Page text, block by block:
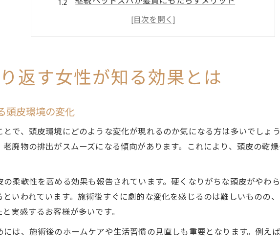
リピート利用がもたらすリラックス効果の理由
ヘッドスパ施術で期待できるストレス軽減
継続リピートで変わるヘッドスパの楽しみ方
ヘッドスパを続ける女性の楽しみ方の変化
ヘッドスパリピートで美容意識が高まる背景
ヘッドスパ継続で気づく心身の変化とは
ヘッドスパのリピートがもたらす深い癒し
リピート体験でわかるリラクゼーション効果
リピート利用者が語る睡眠の質向上体験
返す女性が知る効果とは
頭皮環境の変化
で、頭皮環境にどのような変化が現れるのか気になる方は多いでしょ
廃物の排出がスムーズになる傾向があります。これにより、頭皮の乾
柔軟性を高める効果も報告されています。硬くなりがちな頭皮がやわ
いわれています。施術後すぐに劇的な変化を感じるのは難しいものの
実感するお客様が多いです。
は、施術後のホームケアや生活習慣の見直しも重要となります。例え